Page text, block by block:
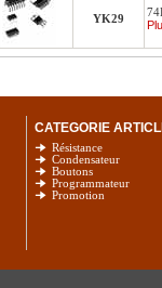
YK29
CATEGORIE
Résistance
Condensateur
Boutons
Programmateur
Promotion